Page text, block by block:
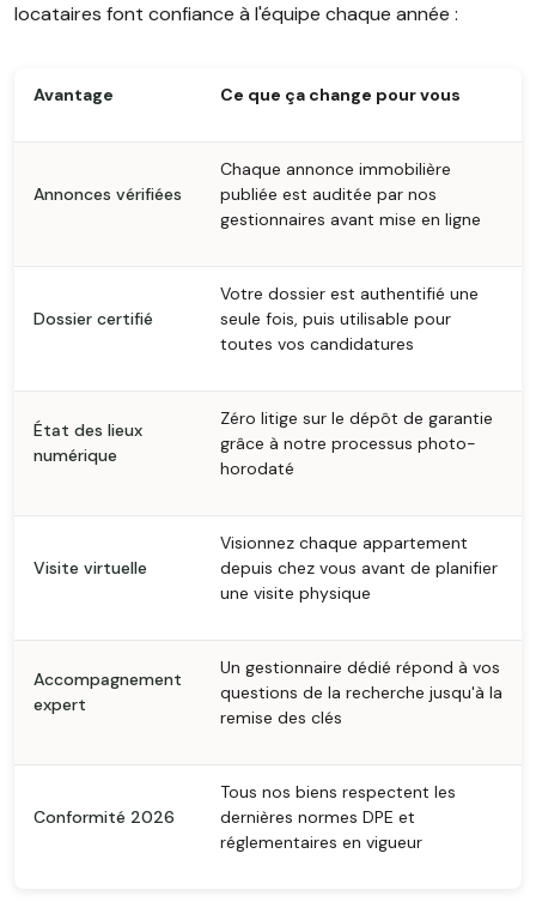
locataires font confiance à l'équipe chaque année :
Avantage Ce que ça change pour vous
Annonces vérifiées
Chaque annonce immobilière
publiée est auditée par nos
gestionnaires avant mise en ligne
Dossier certifié
Votre dossier est authentifié une
seule fois, puis utilisable pour
toutes vos candidatures
État des lieux
numérique
Zéro litige sur le dépôt de garantie
grâce à notre processus photo-
horodaté
Visite virtuelle
Visionnez chaque appartement
depuis chez vous avant de planifier
une visite physique
Accompagnement
expert
Un gestionnaire dédié répond à vos
questions de la recherche jusqu'à la
remise des clés
Conformité 2026
Tous nos biens respectent les
dernières normes DPE et
réglementaires en vigueur